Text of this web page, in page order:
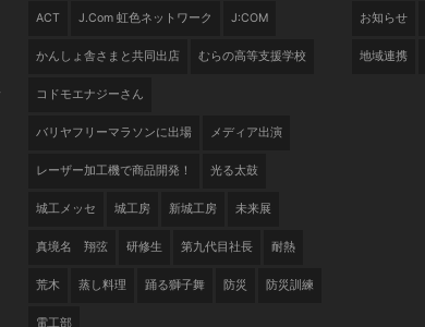
ACT J.com 虹色ネットワーク J:COM
かんしょ舎さまと共同出店 むらの高等支援学校
コドモエナジーさん
バリヤフリーマラソンに出場 メディア出演
レーザー加工機で商品開発！ 光る太鼓
城工メッセ 城工房 新城工房 未来展
真境名 翔弦 研修生 第九代目社長 耐熱
荒木 蒸し料理 踊る獅子舞 防災 防災訓練
電工部
お知らせ
地域連携